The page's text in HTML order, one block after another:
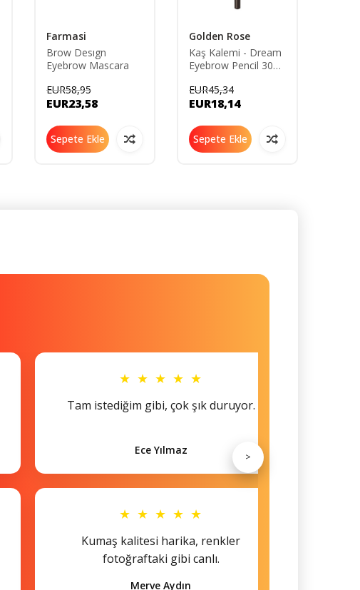
Farmasi
Brow Desıgn
Eyebrow Mascara
EUR58,95
EUR23,58
Sepete Ekle
Golden Rose
Kaş Kalemi - Dream
Eyebrow Pencil 303
EUR45,34
EUR18,14
Sepete Ekle
★ ★ ★ ★ ★
Tam istediğim gibi, çok şık duruyor.
Ece Yılmaz
★ ★ ★ ★ ★
Kumaş kalitesi harika, renkler
fotoğraftaki gibi canlı.
Merve Aydın
>